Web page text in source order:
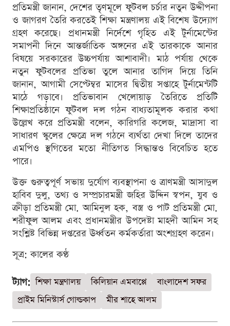
প্রতিমন্ত্রী জানান, দেশের তৃণমূলে ফুটবল চর্চার নতুন উদ্দীপনা
ও জাগরণ তৈরি করতেই শিক্ষা মন্ত্রণালয় এই বিশেষ উদ্যোগ
গ্রহণ করেছে। প্রধানমন্ত্রী নির্দেশে গৃহিত এই টুর্নামেন্টের
সমাপনী দিনে আন্তর্জাতিক অঙ্গনের এই তারকাকে আনার
বিষয়ে সরকারের উচ্চপর্যায় আশাবাদী। মাঠ পর্যায় থেকে
নতুন ফুটবলের প্রতিভা তুলে আনার তাগিদ দিয়ে তিনি
জানান, আগামী সেপ্টেম্বর মাসের দ্বিতীয় সপ্তাহে টুর্নামেন্টটি
মাঠে গড়াবে। প্রতিভাবান খেলোয়াড় তৈরিতে প্রতিটি
শিক্ষাপ্রতিষ্ঠানে ফুটবল দল গঠন বাধ্যতামূলক করার কথা
উল্লেখ করে প্রতিমন্ত্রী বলেন, কারিগরি কলেজ, মাদ্রাসা বা
সাধারণ স্কুলের ক্ষেত্রে দল গঠনে ব্যর্থতা দেখা দিলে তাদের
এমপিও স্থগিতের মতো নীতিগত সিদ্ধান্তও বিবেচিত হতে
পারে।
উক্ত গুরুত্বপূর্ণ সভায় দুর্যোগ ব্যবস্থাপনা ও ত্রাণমন্ত্রী আসাদুল
হাবিব দুলু, তথ্য ও সম্প্রচারমন্ত্রী জহির উদ্দিন স্বপন, যুব ও
ক্রীড়া প্রতিমন্ত্রী মো. আমিনুল হক, বস্ত্র ও পাট প্রতিমন্ত্রী মো.
শরীফুল আলম এবং প্রধানমন্ত্রীর উপদেষ্টা মাহদী আমিন সহ
সংশ্লিষ্ট বিভিন্ন দপ্তরের ঊর্ধ্বতন কর্মকর্তারা অংশগ্রহণ করেন।
সূত্র: কালের কণ্ঠ
ট্যাগ: শিক্ষা মন্ত্রণালয় কিলিয়ান এমবাপ্পে
বাংলাদেশ সফর
প্রাইম মিনিস্টার্স গোল্ডকাপ
মীর শাহে আলম